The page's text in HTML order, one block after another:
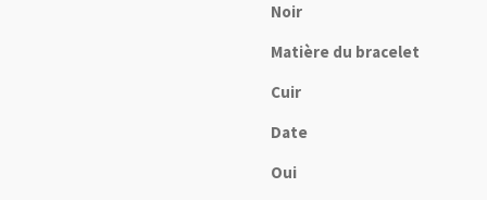
Noir
Matière du bracelet
Cuir
Date
Oui